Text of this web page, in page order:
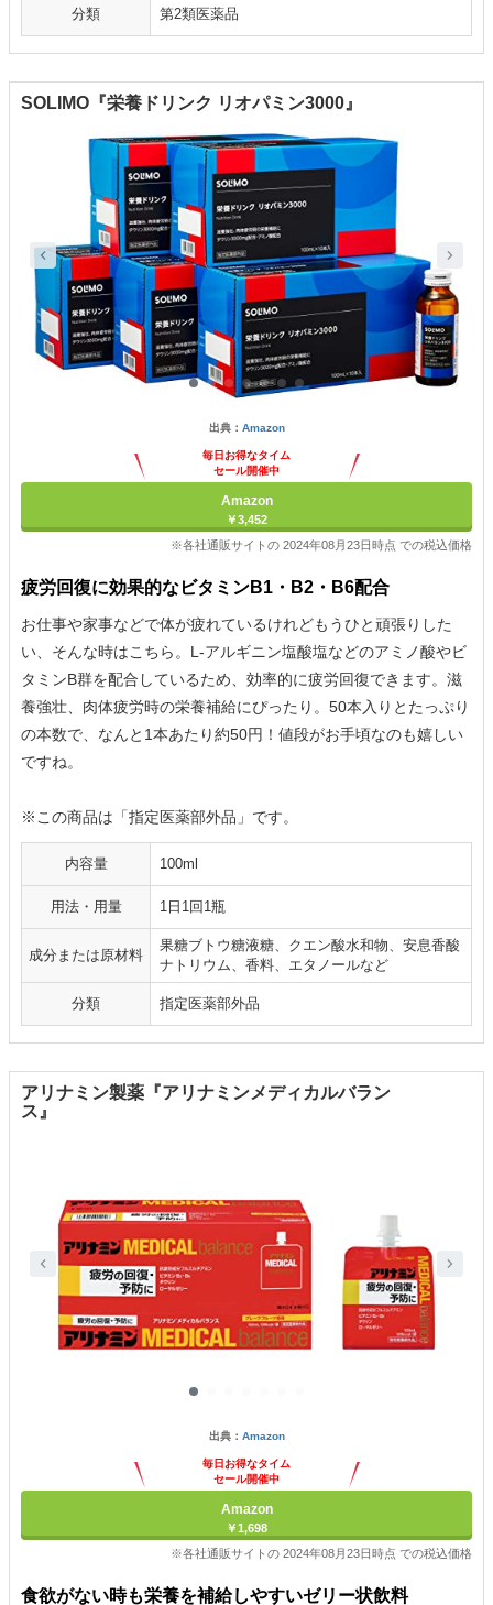
分類 第2類医薬品
SOLIMO『栄養ドリンク リオパミン3000』
出典： Amazon
毎日お得なタイム
セール開催中
Amazon
￥3,452
※各社通販サイトの 2024年08月23日時点 での税込価格
疲労回復に効果的なビタミンB1・B2・B6配合
お仕事や家事などで体が疲れているけれどもうひと頑張りした
い、そんな時はこちら。L-アルギニン塩酸塩などのアミノ酸やビ
タミンB群を配合しているため、効率的に疲労回復できます。滋
養強壮、肉体疲労時の栄養補給にぴったり。50本入りとたっぷり
の本数で、なんと1本あたり約50円！値段がお手頃なのも嬉しい
ですね。
※この商品は「指定医薬部外品」です。
内容量 100ml
用法・用量 1日1回1瓶
成分または原材料
果糖ブトウ糖液糖、クエン酸水和物、安息香酸
ナトリウム、香料、エタノールなど
分類 指定医薬部外品
アリナミン製薬『アリナミンメディカルバラン
ス』
出典： Amazon
毎日お得なタイム
セール開催中
Amazon
￥1,698
※各社通販サイトの 2024年08月23日時点 での税込価格
食欲がない時も栄養を補給しやすいゼリー状飲料